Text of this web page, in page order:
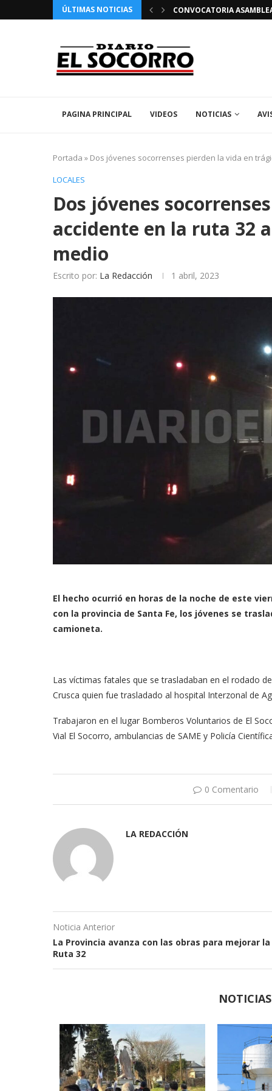
ÚLTIMAS NOTICIAS
PATRONALES 2026 EN EL SOCORRO CONVOCATORIA
PAGINA PRINCIPAL VIDEOS NOTICIAS
Portada » Dos jóvenes socorrenses pierden la vida en
LOCALES
Dos jóvenes
accidente en la ruta 32
medio
Escrito por: La Redacción 1 abril, 2023
El hecho ocurrió en horas de la noche de este
con la provincia de Santa Fe, los jóvenes se
camioneta.
Las víctimas fatales que se trasladaban en el rodado
Crusca quien fue trasladado al hospital Interzonal de
Trabajaron en el lugar Bomberos Voluntarios de El
Vial El Socorro, ambulancias de SAME y Policía
0 Comentario
LA REDACCIÓN
Noticia Anterior
La Provincia avanza con las obras para mejorar la
Ruta 32